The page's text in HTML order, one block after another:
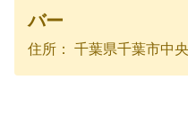
バー
住所： 千葉県千葉市中